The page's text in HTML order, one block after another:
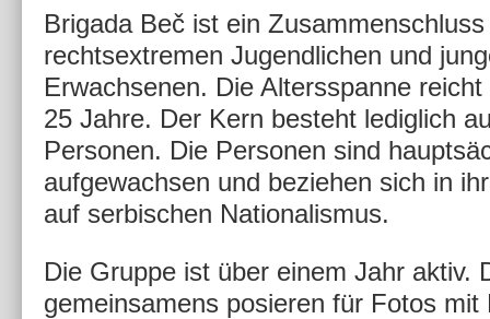
Brigada Beč ist ein
rechtsextremen Jugendlichen und
Erwachsenen. Die Altersspanne
25 Jahre. Der Kern besteht lediglich
Personen. Die Personen sind
aufgewachsen und beziehen sich in
auf serbischen Nationalismus.
Die Gruppe ist über einem Jahr aktiv.
gemeinsamens posieren für Fotos mit